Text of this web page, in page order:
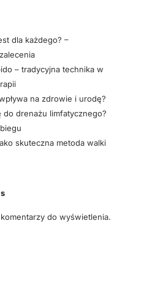
dla każdego? –
– tradycyjna technika w
na zdrowie i urodę?
drenażu limfatycznego?
skuteczna metoda walki
do wyświetlenia.